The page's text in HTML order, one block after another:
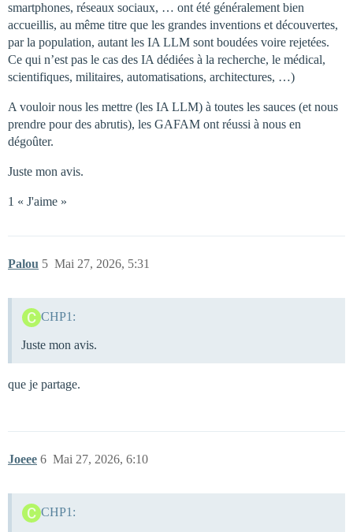
smartphones, réseaux sociaux, … ont été généralement bien
accueillis, au même titre que les grandes inventions et découvertes,
par la population, autant les IA LLM sont boudées voire rejetées.
Ce qui n’est pas le cas des IA dédiées à la recherche, le médical,
scientifiques, militaires, automatisations, architectures, …)
A vouloir nous les mettre (les IA LLM) à toutes les sauces (et nous
prendre pour des abrutis), les GAFAM ont réussi à nous en
dégoûter.
Juste mon avis.
1 « J'aime »
Palou Mai 27, 2026, 5:31
5
CHP1:
Juste mon avis.
que je partage.
Joeee Mai 27, 2026, 6:10
6
CHP1: